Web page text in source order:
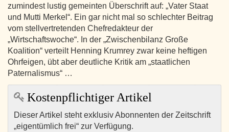
zumindest lustig gemeinten Überschrift auf: „Vater Staat
und Mutti Merkel“. Ein gar nicht mal so schlechter Beitrag
vom stellvertretenden Chefredakteur der
„Wirtschaftswoche“. In der „Zwischenbilanz Große
Koalition“ verteilt Henning Krumrey zwar keine heftigen
Ohrfeigen, übt aber deutliche Kritik am „staatlichen
Paternalismus“ …
Kostenpflichtiger Artikel
Dieser Artikel steht exklusiv Abonnenten der Zeitschrift
„eigentümlich frei“ zur Verfügung.